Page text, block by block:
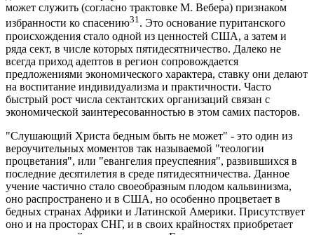
может служить (согласно трактовке М. Вебера) признаком
избранности ко спасению31. Это основание пуританского
происхождения стало одной из ценностей США, а затем и
ряда сект, в числе которых пятидесятничество. Далеко не
всегда приход адептов в регион сопровождается
предложениями экономического характера, ставку они делают
на воспитание индивидуализма и практичности. Часто
быстрый рост числа сектантских организаций связан с
экономической заинтересованностью в этом самих пасторов.
"Слушающий Христа бедным быть не может" - это один из
вероучительных моментов так называемой "теологии
процветания", или "евангелия преуспеяния", развившихся в
последние десятилетия в среде пятидесятничества. Данное
учение частично стало своеобразным плодом кальвинизма,
оно распространено и в США, но особенно процветает в
бедных странах Африки и Латинской Америки. Присутствует
оно и на просторах СНГ, и в своих крайностях приобретает